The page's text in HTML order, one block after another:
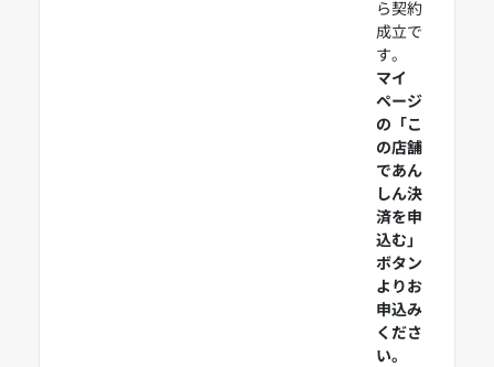
ら契約
成立で
す。
マイ
ページ
の「こ
の店舗
であん
しん決
済を申
込む」
ボタン
よりお
申込み
くださ
い。